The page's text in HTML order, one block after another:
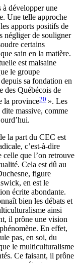
développer une
Une telle approche
apports positifs de
négliger de souligner
certains
sain en la matière.
est malsaine
le groupe
sa fondation en
des Québécois de
la province20 ». Les
massive, comme
la part du CEC est
c’est-à-dire
que l’on retrouve
Cela est dû au
figure
en est le
écrite abondante.
bien les débats et
ainsi
il prône une vision
En effet,
pas, en soi, du
le multiculturalisme
Ce faisant, il prône